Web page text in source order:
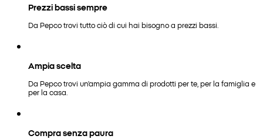
Prezzi bassi sempre
Da Pepco trovi tutto ciò di cui hai bisogno a prezzi bassi.
Ampia scelta
Da Pepco trovi un'ampia gamma di prodotti per te, per la famiglia e
per la casa.
Compra senza paura